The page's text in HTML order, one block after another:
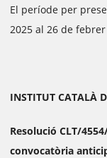
El període per
2025 al 26 de
INSTITUT CATALÀ
Resolució CLT/
convocatòria